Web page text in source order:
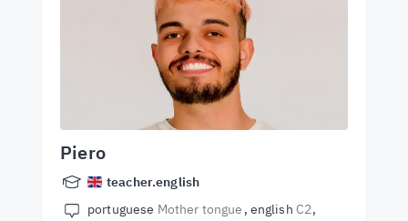
Piero
teacher.english
portuguese Mother tongue english C2